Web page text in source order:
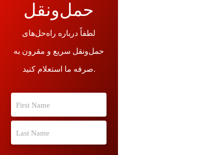
حمل‌ونقل
لطفاً درباره راه‌حل‌های
حمل‌ونقل سریع و مقرون به
صرفه ما استعلام کنید.